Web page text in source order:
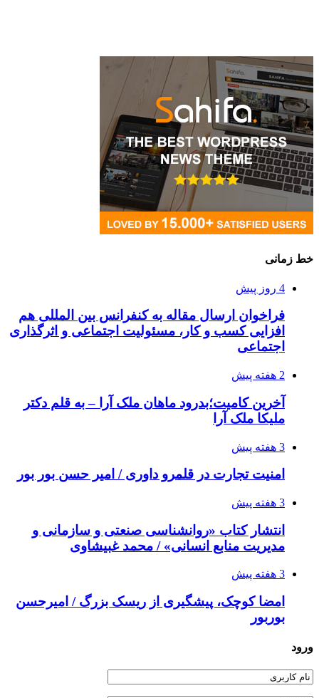
خط زمانی
4 روز پیش
فراخوان ارسال مقاله به کنفرانس بین المللی هم
افزایی کسب و کار، مسئولیت اجتماعی و اثرگذاری
اجتماعی
2 هفته پیش
آخرین کامیت؛بدرود ماهان ملک آرا – به قلم دکتر
ملیکا ملک آرا
3 هفته پیش
امنیت تجارت در قلمرو داوری / امیر حسن بور بور
3 هفته پیش
انتشار کتاب «روانشناسی صنعتی و سازمانی و
مدیریت منابع انسانی» / محمد غبیشاوی
3 هفته پیش
امضا کوچک، پیشگیری از ریسک بزرگ / امیرحسن
بوربور
ورود